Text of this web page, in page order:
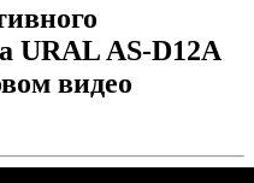
URAL AS-D12A
видео